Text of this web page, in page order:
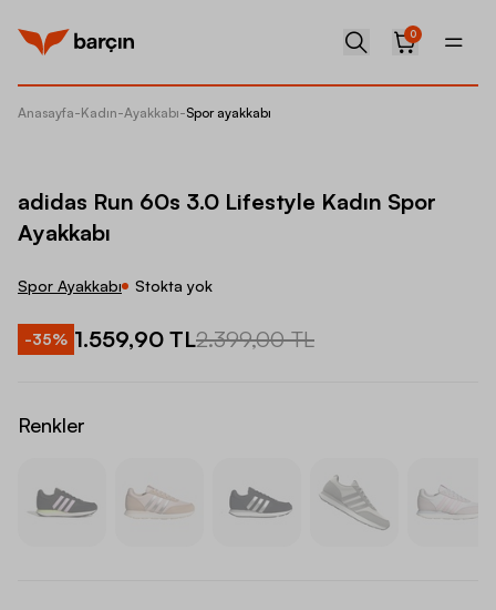
0
Anasayfa-Kadın-Ayakkabı-Spor ayakkabı
adidas Run 60s 3.0 Lifestyle Kadın Spor
Ayakkabı
Spor Ayakkabı Stokta yok
-35% 1.559,90 TL2.399,00 TL
Renkler